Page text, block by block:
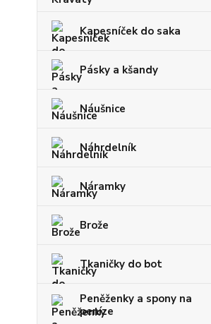
Kapesníček do saka
Pásky a kšandy
Náušnice
Náhrdelník
Náramky
Brože
Tkaničky do bot
Peněženky a spony na
peníze